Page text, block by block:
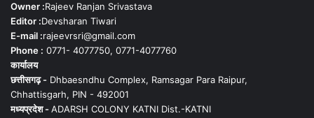
Owner :Rajeev Ranjan Srivastava
Editor :Devsharan Tiwari
E-mail :rajeevrsri@gmail.com
Phone : 0771- 4077750, 0771-4077760
कार्यालय
छत्तीसगढ़ - Dhbaesndhu Complex, Ramsagar Para Raipur,
Chhattisgarh, PIN - 492001
मध्यप्रदेश -ADARSH COLONY KATNI Dist.-KATNI